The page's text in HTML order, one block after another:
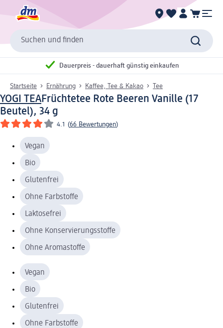
Suchen und finden
Dauerpreis - dauerhaft günstig einkaufen
Startseite Ernährung Kaffee, Tee & Kakao Tee
YOGI TEAFrüchtetee Rote Beeren Vanille (17
Beutel), 34 g
4.1 (66 Bewertungen)
Vegan
Bio
Glutenfrei
Ohne Farbstoffe
Laktosefrei
Ohne Konservierungsstoffe
Ohne Aromastoffe
Vegan
Bio
Glutenfrei
Ohne Farbstoffe